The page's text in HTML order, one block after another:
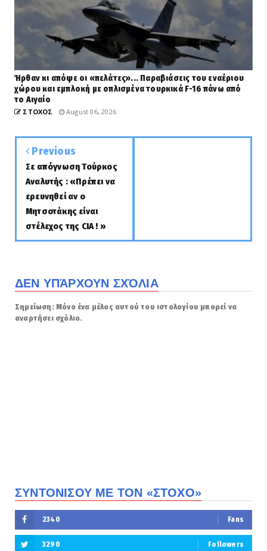
Ήρθαν κι απόψε οι «πελάτες»... Παραβιάσεις του εναέριου
χώρου και εμπλοκή με οπλισμένα τουρκικά F-16 πάνω από
το Αιγαίο
ΣΤΟΧΟΣ August 06, 2026
Previous
Σε απόγνωση Τούρκος
Αναλυτής : «Πρέπει να
ερευνηθεί αν ο
Μητσοτάκης είναι
στέλεχος της CIA ! »
ΔΕΝ ΥΠΆΡΧΟΥΝ ΣΧΌΛΙΑ
Σημείωση: Μόνο ένα μέλος αυτού του ιστολογίου μπορεί να
αναρτήσει σχόλιο.
ΣΥΝΤΟΝΙΣΟΥ ΜΕ ΤΟΝ «ΣΤΟΧΟ»
2340 Fans
3290 Followers